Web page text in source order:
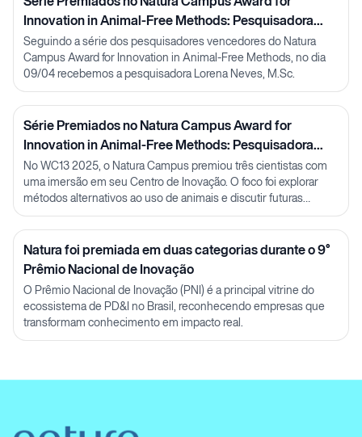
Innovation in Animal-Free Methods: Pesquisadora
Lorena Neves
Seguindo a série dos pesquisadores vencedores do Natura
Campus Award for Innovation in Animal-Free Methods, no dia
09/04 recebemos a pesquisadora Lorena Neves, M.Sc.
Série Premiados no Natura Campus Award for
Innovation in Animal-Free Methods: Pesquisadora
Julia Carnelós
No WC13 2025, o Natura Campus premiou três cientistas com
uma imersão em seu Centro de Inovação. O foco foi explorar
métodos alternativos ao uso de animais e discutir futuras
parcerias em P&D.
Natura foi premiada em duas categorias durante o 9°
Prêmio Nacional de Inovação
O Prêmio Nacional de Inovação (PNI) é a principal vitrine do
ecossistema de PD&I no Brasil, reconhecendo empresas que
transformam conhecimento em impacto real.